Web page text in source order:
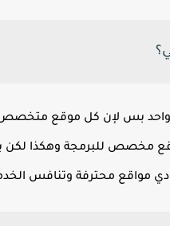
بس لإن كل موقع متخصص
مخصص للبرمجة وهكذا لكن